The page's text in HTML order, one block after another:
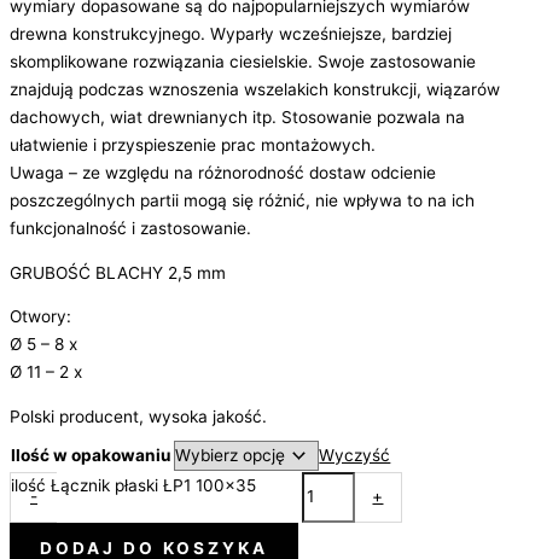
wymiary dopasowane są do najpopularniejszych wymiarów
drewna konstrukcyjnego. Wyparły wcześniejsze, bardziej
skomplikowane rozwiązania ciesielskie. Swoje zastosowanie
znajdują podczas wznoszenia wszelakich konstrukcji, wiązarów
dachowych, wiat drewnianych itp. Stosowanie pozwala na
ułatwienie i przyspieszenie prac montażowych.
Uwaga – ze względu na różnorodność dostaw odcienie
poszczególnych partii mogą się różnić, nie wpływa to na ich
funkcjonalność i zastosowanie.
GRUBOŚĆ BLACHY 2,5 mm
Otwory:
Ø 5 – 8 x
Ø 11 – 2 x
Polski producent, wysoka jakość.
Ilość w opakowaniu
Wyczyść
-
ilość Łącznik płaski ŁP1 100x35
+
DODAJ DO KOSZYKA